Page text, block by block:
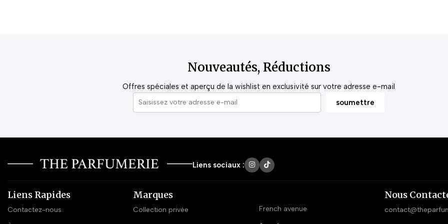
Nouveautés, Réductions
Offres spéciales et aperçu de la wishlist en exclusivité sur votre adresse e-mail
Liens sociaux :
Liens Rapides
Contactez-nous
Marques
Collection privée
French avenue
Nous